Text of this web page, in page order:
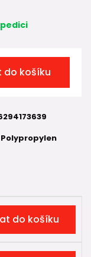
do košíku
Polypropylen
do košíku